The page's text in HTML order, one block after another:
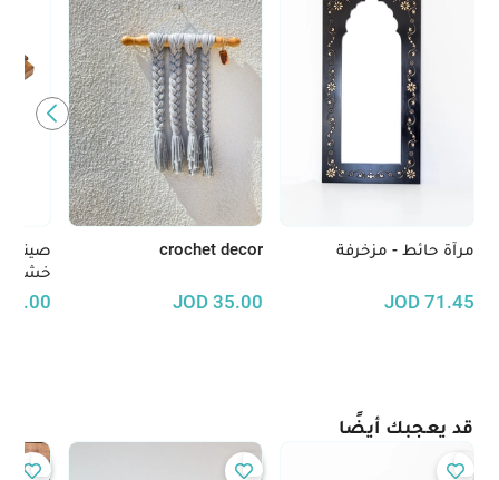
مرآة حائط - مزخرفة
71.45
JOD
crochet decor
35.00
JOD
خشب
30.00
قد يعجبك أيضًا